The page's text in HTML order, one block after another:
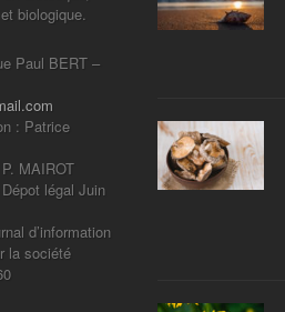
biologique.
Paul BERT –
: Patrice
MAIROT
légal Juin
d’information
la société